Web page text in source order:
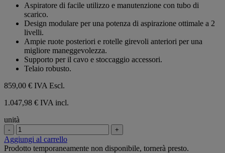
Aspiratore di facile utilizzo e manutenzione con tubo di
scarico.
Design modulare per una potenza di aspirazione ottimale a 2
livelli.
Ampie ruote posteriori e rotelle girevoli anteriori per una
migliore maneggevolezza.
Supporto per il cavo e stoccaggio accessori.
Telaio robusto.
859,00 € IVA Escl.
1.047,98 € IVA incl.
unità
- +
Aggiungi al carrello
Prodotto temporaneamente non disponibile, tornerà presto.